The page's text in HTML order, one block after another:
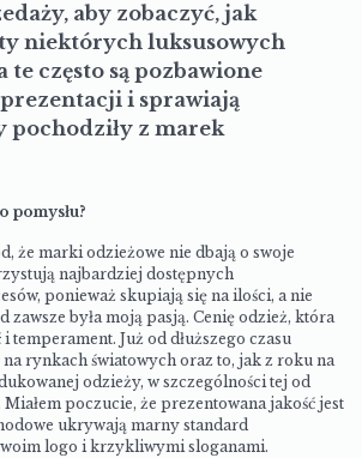
aby zobaczyć, jak
niektórych luksusowych
te często są pozbawione
i sprawiają
pochodziły z marek
pomysłu?
że marki odzieżowe nie dbają o swoje
najbardziej dostępnych
ponieważ skupiają się na ilości, a nie
zawsze była moją pasją. Cenię odzież, która
temperament. Już od dłuższego czasu
na rynkach światowych oraz to, jak z roku na
odzieży, w szczególności tej od
poczucie, że prezentowana jakość jest
ukrywają marny standard
logo i krzykliwymi sloganami.